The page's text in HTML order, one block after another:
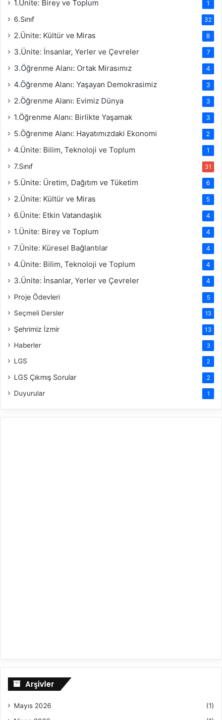
1.Ünite: Birey ve Toplum 1
6.Sınıf 32
2.Ünite: Kültür ve Miras 8
3.Ünite: İnsanlar, Yerler ve Çevreler 7
3.Öğrenme Alanı: Ortak Mirasımız 4
4.Öğrenme Alanı: Yaşayan Demokrasimiz 3
2.Öğrenme Alanı: Evimiz Dünya 3
1.Öğrenme Alanı: Birlikte Yaşamak 3
5.Öğrenme Alanı: Hayatımızdaki Ekonomi 2
4.Ünite: Bilim, Teknoloji ve Toplum 1
7.Sınıf 31
5.Ünite: Üretim, Dağıtım ve Tüketim 6
2.Ünite: Kültür ve Miras 5
6.Ünite: Etkin Vatandaşlık 4
1.Ünite: Birey ve Toplum 4
7.Ünite: Küresel Bağlantılar 4
4.Ünite: Bilim, Teknoloji ve Toplum 4
3.Ünite: İnsanlar, Yerler ve Çevreler 4
Proje Ödevleri 5
Seçmeli Dersler 13
Şehrimiz İzmir 13
Haberler 3
LGS 2
LGS Çıkmış Sorular 2
Duyurular 1
Arşivler
Mayıs 2026
(1)